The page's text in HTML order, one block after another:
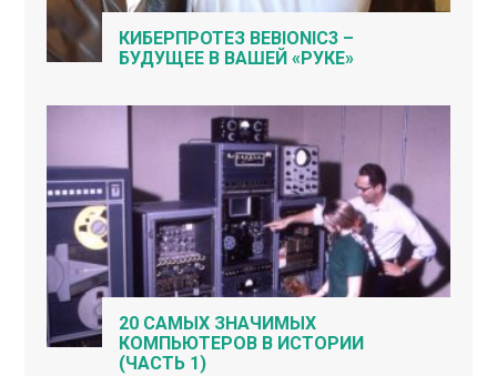
КИБЕРПРОТЕЗ BEBIONIC3 –
БУДУЩЕЕ В ВАШЕЙ «РУКЕ»
20 САМЫХ ЗНАЧИМЫХ
КОМПЬЮТЕРОВ В ИСТОРИИ
(ЧАСТЬ 1)